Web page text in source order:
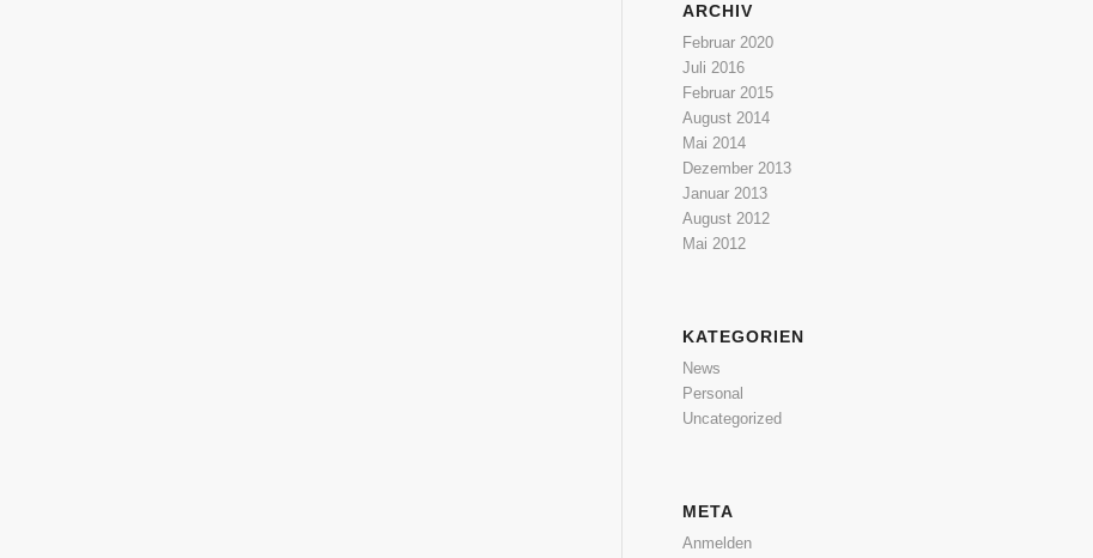
ARCHIV
Februar 2020
Juli 2016
Februar 2015
August 2014
Mai 2014
Dezember 2013
Januar 2013
August 2012
Mai 2012
KATEGORIEN
News
Personal
Uncategorized
META
Anmelden